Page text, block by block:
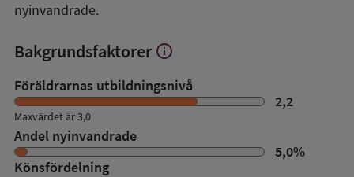
nyinvandrade.
Bakgrundsfaktorer Visa
om
Bakgrundsfaktorer
info
Föräldrarnas utbildningsnivå
2,2
Maxvärdet är 3,0
Andel nyinvandrade
5,0%
Könsfördelning